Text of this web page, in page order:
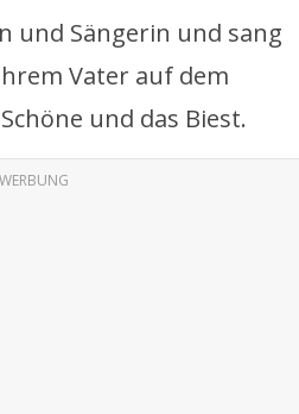
und Sängerin und sang
Vater auf dem
und das Biest.
WERBUNG